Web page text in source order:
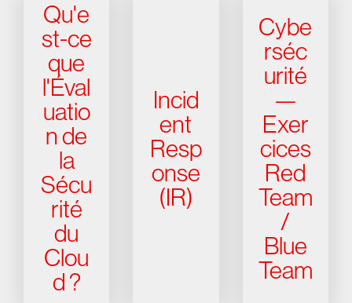
Qu'e
st-ce
que
l'Éval
uatio
n de
la
Sécu
rité
du
Clou
d ?
Incid
ent
Resp
onse
(IR)
Cybe
rséc
urité
—
Exer
cices
Red
Team
/
Blue
Team